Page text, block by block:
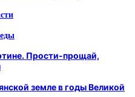
Прости-прощай,
земле в годы Великой